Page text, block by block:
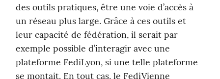
des outils pratiques, être une voie d’accès à
un réseau plus large. Grâce à ces outils et
leur capacité de fédération, il serait par
exemple possible d’interagir avec une
plateforme FediLyon, si une telle plateforme
se montait. En tout cas, le FediVienne